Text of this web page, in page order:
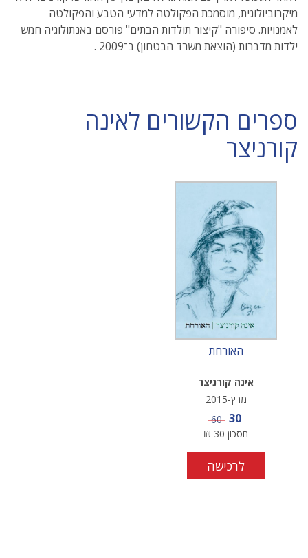
מיקרוביולוגית, מוסמכת הפקולטה למדעי הטבע והפקולטה
לאמנויות. סיפורה "קיצור תולדות הבתים" פורסם באנתולוגיה חמש
ילדות מדברות (הוצאת משרד הבטחון) ב־2009 .
ספרים הקשורים לאינה
קורניצר
האורחת
אינה קורניצר
מרץ-2015
מחיר מבצע
30 מחיר
60
חסכון 30
₪
לרכישה